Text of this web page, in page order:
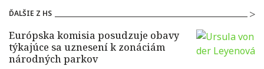
ĎALŠIE Z HS
Európska komisia posudzuje obavy
týkajúce sa uznesení k zonáciám
národných parkov